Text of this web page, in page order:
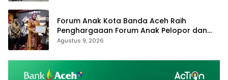
Forum Anak Kota Banda Aceh Raih
Penghargaaan Forum Anak Pelopor dan
Pelapor Terbaik Tingkat Provinsi Aceh
Agustus 9, 2026